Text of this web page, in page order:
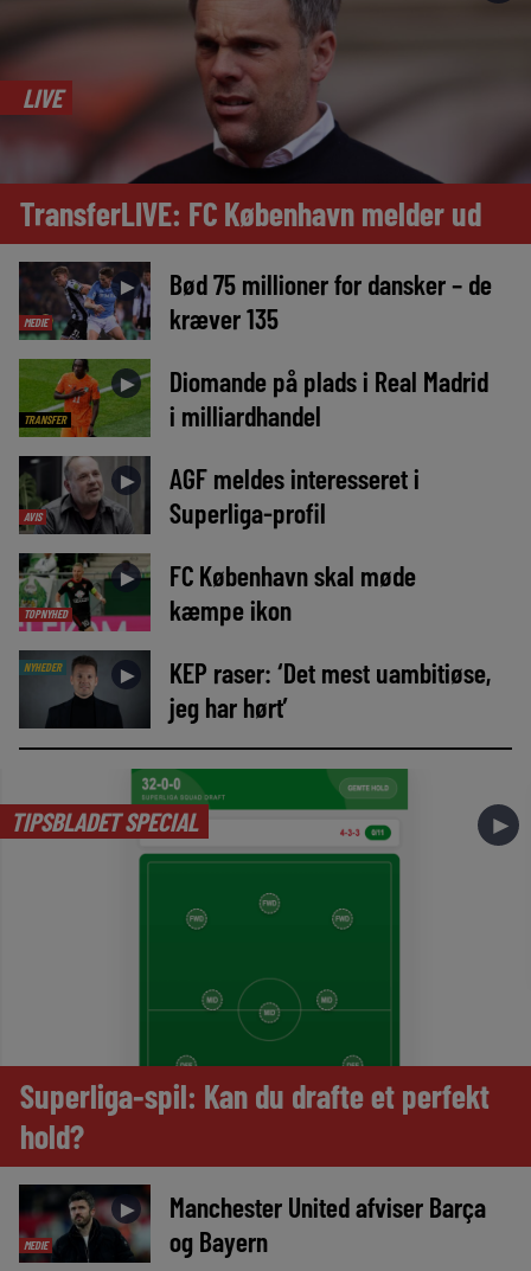
LIVE
TransferLIVE: FC København melder ud
MEDIE
►
Bød 75 millioner for dansker – de
kræver 135
TRANSFER
►
Diomande på plads i Real Madrid
i milliardhandel
AVIS
►
AGF meldes interesseret i
Superliga-profil
TOPNYHED
►
FC København skal møde
kæmpe ikon
NYHEDER ►
KEP raser: ‘Det mest uambitiøse,
jeg har hørt’
TIPSBLADET SPECIAL ►
Superliga-spil: Kan du drafte et perfekt
hold?
MEDIE
►
Manchester United afviser Barça
og Bayern